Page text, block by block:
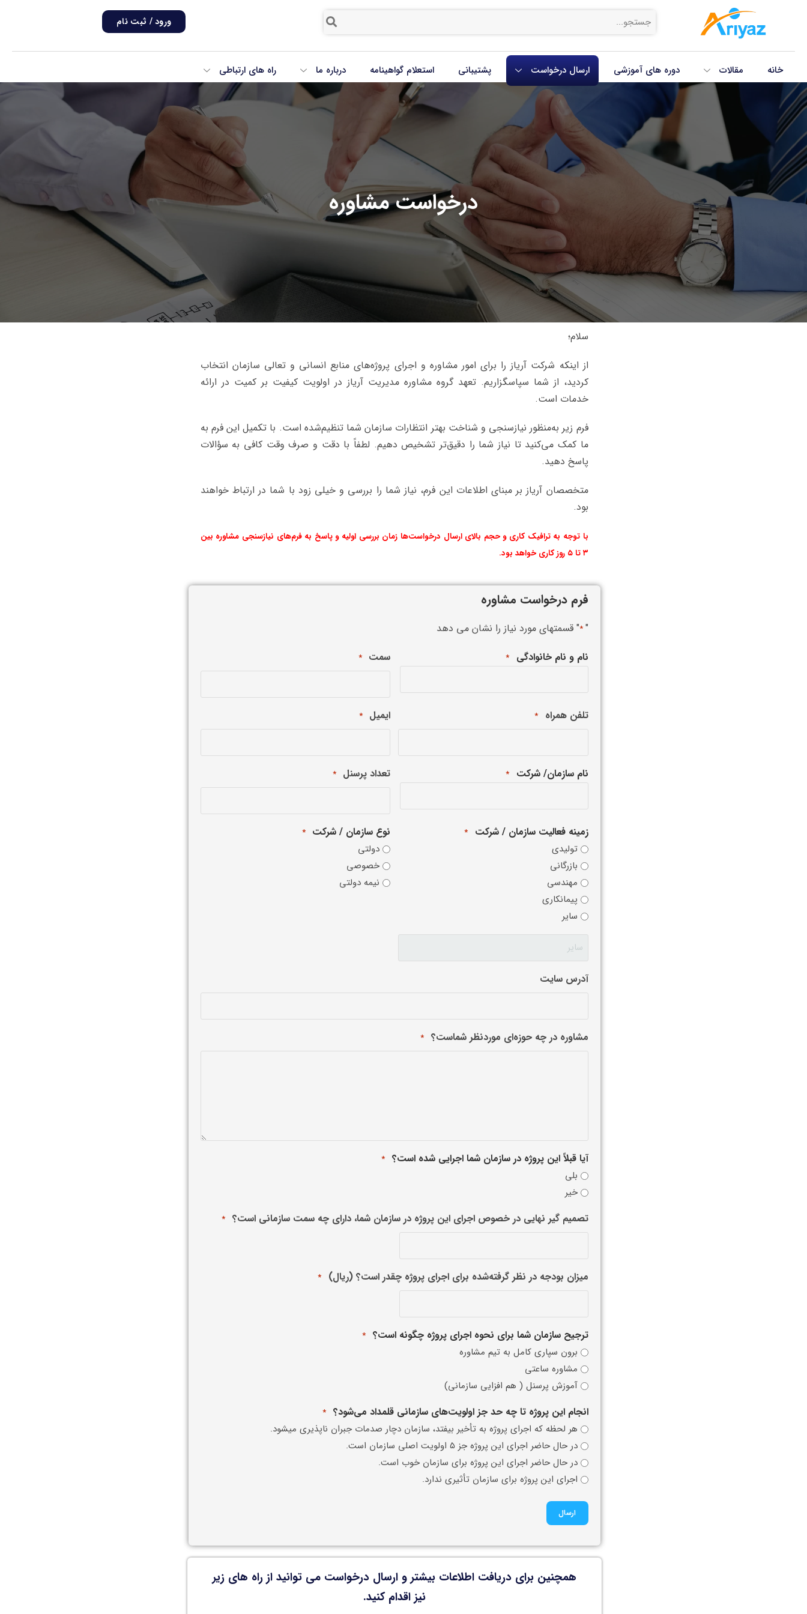
ورود / ثبت نام
خانه مقالات دوره های آموزشی ارسال درخواست پشتیبانی استعلام گواهینامه درباره ما راه های ارتباطی
درخواست مشاوره
سلام؛
از اینکه شرکت آریاز را برای امور مشاوره و اجرای پروژه‌های منابع انسانی و تعالی سازمان انتخاب
کردید، از شما سپاسگزاریم. تعهد گروه مشاوره مدیریت آریاز در اولویت کیفیت بر کمیت در ارائه
خدمات است.
فرم زیر به‌منظور نیازسنجی و شناخت بهتر انتظارات سازمان شما تنظیم‌شده است. با تکمیل این فرم به
ما کمک می‌کنید تا نیاز شما را دقیق‌تر تشخیص دهیم. لطفاً با دقت و صرف وقت کافی به سؤالات
پاسخ دهید.
متخصصان آریاز بر مبنای اطلاعات این فرم، نیاز شما را بررسی و خیلی زود با شما در ارتباط خواهند
بود.
با توجه به ترافیک کاری و حجم بالای ارسال درخواست‌ها زمان بررسی اولیه و پاسخ به فرم‌های نیازسنجی مشاوره بین
۳ تا ۵ روز کاری خواهد بود.
فرم درخواست مشاوره
"
*" قسمتهای مورد نیاز را نشان می دهد
نام و نام خانوادگی
* سمت *
تلفن همراه * ایمیل *
نام سازمان/ شرکت * تعداد پرسنل *
زمینه فعالیت سازمان / شرکت *
تولیدی
بازرگانی
مهندسی
پیمانکاری
سایر
نوع سازمان / شرکت *
دولتی
خصوصی
نیمه دولتی
آدرس سایت
مشاوره در چه حوزه‌ای موردنظر شماست؟ *
آیا قبلاً این پروژه در سازمان شما اجرایی شده است؟ *
بلی
خیر
تصمیم گیر نهایی در خصوص اجرای این پروژه در سازمان شما، دارای چه سمت سازمانی است؟ *
میزان بودجه در نظر گرفته‌شده برای اجرای پروژه چقدر است؟ (ریال) *
ترجیح سازمان شما برای نحوه اجرای پروژه چگونه است؟ *
برون سپاری کامل به تیم مشاوره
مشاوره ساعتی
آموزش پرسنل ( هم افزایی سازمانی)
انجام این پروژه تا چه حد جز اولویت‌های سازمانی قلمداد می‌شود؟ *
هر لحظه که اجرای پروژه به تأخیر بیفتد، سازمان دچار صدمات جبران ناپذیری میشود.
در حال حاضر اجرای این پروژه جز ۵ اولویت اصلی سازمان است.
در حال حاضر اجرای این پروژه برای سازمان خوب است.
اجرای این پروژه برای سازمان تأثیری ندارد.
همچنین برای دریافت اطلاعات بیشتر و ارسال درخواست می توانید از راه های زیر
نیز اقدام کنید.